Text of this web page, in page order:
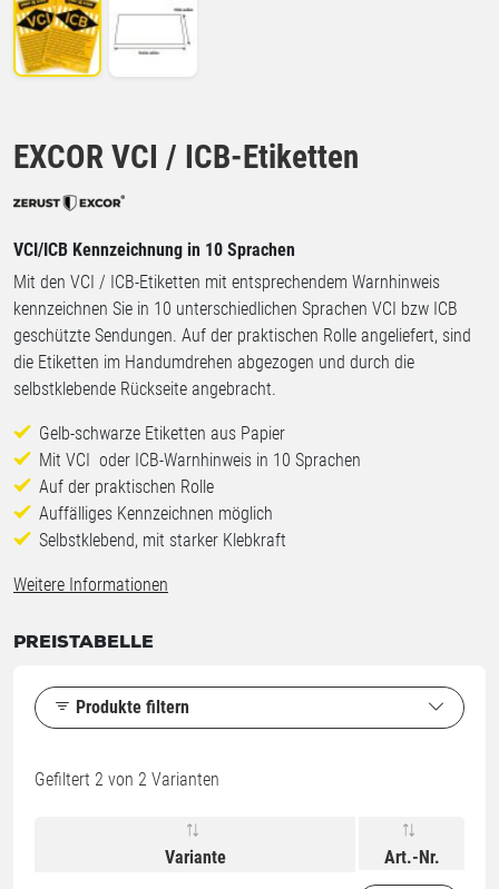
EXCOR VCI / ICB-Etiketten
VCI/ICB Kennzeichnung in 10 Sprachen
Mit den VCI / ICB-Etiketten mit entsprechendem Warnhinweis
kennzeichnen Sie in 10 unterschiedlichen Sprachen VCI bzw ICB
geschützte Sendungen. Auf der praktischen Rolle angeliefert, sind
die Etiketten im Handumdrehen abgezogen und durch die
selbstklebende Rückseite angebracht.
Gelb-schwarze Etiketten aus Papier
Mit VCI oder ICB-Warnhinweis in 10 Sprachen
Auf der praktischen Rolle
Auffälliges Kennzeichnen möglich
Selbstklebend, mit starker Klebkraft
Weitere Informationen
PREISTABELLE
Produkte filtern
Gefiltert 2 von 2 Varianten
Variante Art.-Nr.